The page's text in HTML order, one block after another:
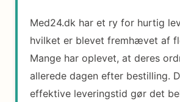
Med24.dk har et ry for hurtig
hvilket er blevet fremhævet af
Mange har oplevet, at deres
allerede dagen efter bestilling.
effektive leveringstid gør det